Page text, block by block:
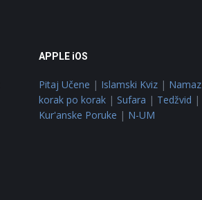
APPLE iOS
Pitaj Učene | Islamski Kviz | Namaz
korak po korak | Sufara | Tedžvid |
Kur'anske Poruke | N-UM